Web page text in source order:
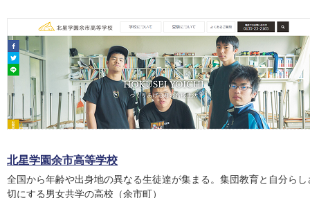
北星学園余市高等学校
全国から年齢や出身地の異なる生徒達が集まる。集団教育と自分らし
切にする男女共学の高校（余市町）